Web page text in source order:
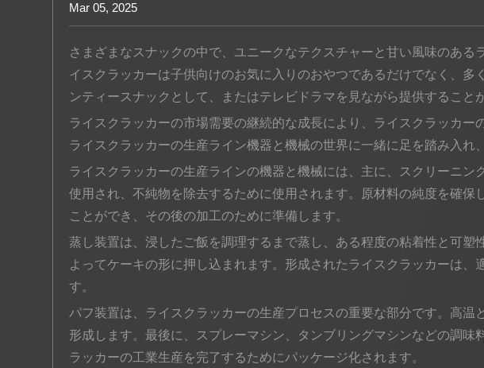
Mar 05, 2025
さまざまなスナックの中で、ユニークなテクスチャーと甘い風味のあ
イスクラッカーは子供向けのお気に入りのおやつであるだけでなく、
ンティースナックとして、またはテレビドラマを見ながら提供すること
ライスクラッカーの市場需要の継続的な成長により、ライスクラッカ
ライスクラッカーの生産ライン機器と機械の世界に一緒に足を踏み入
ライスクラッカーの生産ラインの機器と機械には、主に、スクリーニ
使用され、不純物を除去するために使用されます。原材料の純度を確
ことができ、その後の加工のために準備します。
蒸し装置は、浸したご飯を調理するまで蒸し、ある程度の粘着性と可
よってケーキの形に押し込まれます。形成されたライスクラッカーは
す。
パフ装置は、ライスクラッカーの生産プロセスの重要な部分です。高
形成します。最後に、スプレーマシン、タンブリングマシンなどの調
ラッカーの工業生産を完了するためにパッケージ化されます。